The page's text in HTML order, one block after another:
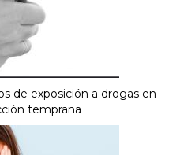
de exposición a drogas en
temprana